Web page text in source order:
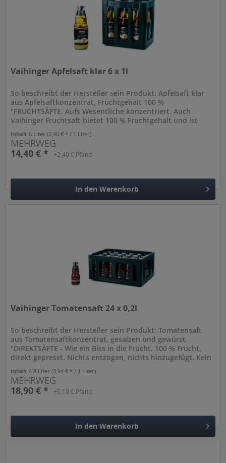
Vaihinger Apfelsaft klar 6 x 1l
So beschreibt der Hersteller sein Produkt: Apfelsaft klar
aus Apfelsaftkonzentrat, Fruchtgehalt 100 %
"FRUCHTSÄFTE. Aufs Wesentliche konzentriert. Auch
Vaihinger Fruchtsaft bietet 100 % Fruchtgehalt und ist
Inhalt6 Liter(2,40 € * / 1 Liter)
MEHRWEG
14,40 € *
+2,40 € Pfand
In den Warenkorb
Vaihinger Tomatensaft 24 x 0,2l
So beschreibt der Hersteller sein Produkt: Tomatensaft
aus Tomatensaftkonzentrat, gesalzen und gewürzt
"DIREKTSÄFTE - Wie ein Biss in die Frucht. 100 % Frucht,
direkt gepresst. Nichts entzogen, nichts hinzugefügt. Kein
Inhalt4.8 Liter(3,94 € * / 1 Liter)
MEHRWEG
18,90 € *
+5,10 € Pfand
In den Warenkorb